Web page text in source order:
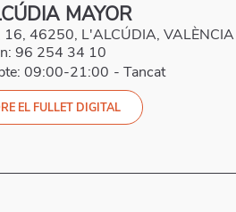
MAYOR
16, 46250, L'ALCÚDIA, VALÈNCIA
96 254 34 10
09:00-21:00 - Tancat
EL FULLET DIGITAL